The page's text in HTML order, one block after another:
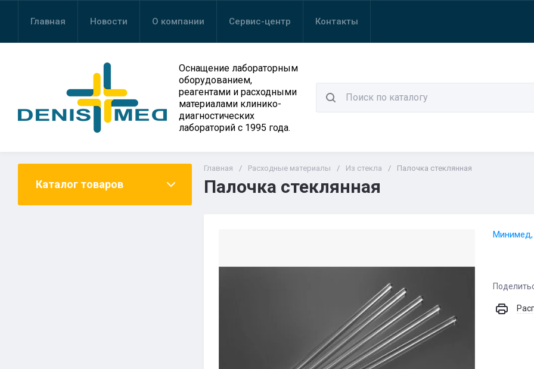
Главная Новости О компании Сервис-центр Контакты
Оснащение лабораторным
оборудованием,
реагентами и расходными
материалами клинико-
диагностических
лабораторий с 1995 года.
Каталог товаров
Главная / Расходные материалы / Из стекла / Палочка стеклянная
Палочка стеклянная
Минимед,